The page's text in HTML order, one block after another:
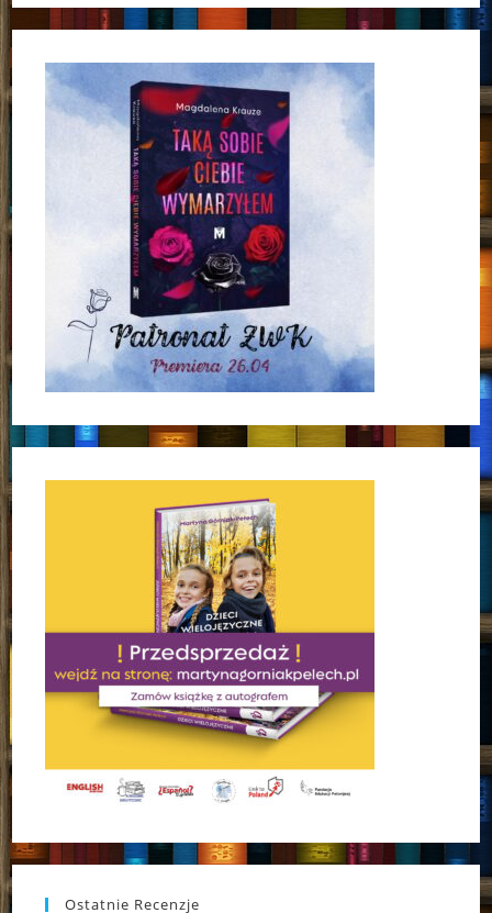
Ostatnie Recenzje